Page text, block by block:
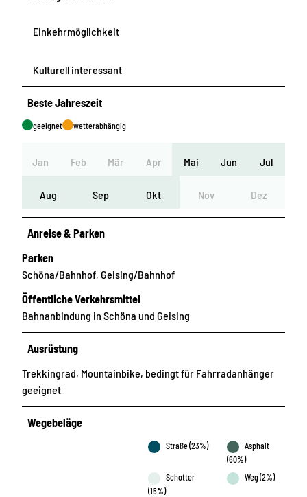
Einkehrmöglichkeit
Kulturell interessant
Beste Jahreszeit
geeignet wetterabhängig
Jan Feb Mär Apr Mai Jun Jul
Aug Sep Okt Nov Dez
Anreise & Parken
Parken
Schöna/Bahnhof, Geising/Bahnhof
Öffentliche Verkehrsmittel
Bahnanbindung in Schöna und Geising
Ausrüstung
Trekkingrad, Mountainbike, bedingt für Fahrradanhänger
geeignet
Wegebeläge
Straße (23%)
Asphalt
(60%)
Schotter
(15%)
Weg (2%)